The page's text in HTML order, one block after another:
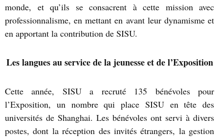
monde, et qu’ils se consacrent à cette mission avec
professionnalisme, en mettant en avant leur dynamisme et
en apportant la contribution de SISU.
Les langues au service de la jeunesse et de l’Exposition
Cette année, SISU a recruté 135 bénévoles pour
l’Exposition, un nombre qui place SISU en tête des
universités de Shanghai. Les bénévoles ont servi à divers
postes, dont la réception des invités étrangers, la gestion